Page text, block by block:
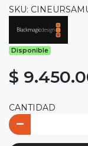
SKU:
Disponible
$
CANTIDAD